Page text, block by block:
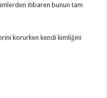
itibaren bunun tam
korurken kendi kimliğini